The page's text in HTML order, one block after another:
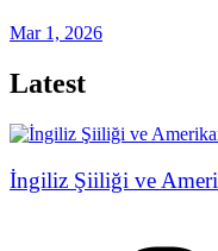
Mar 1, 2026
Latest
İngiliz Şiiliği ve